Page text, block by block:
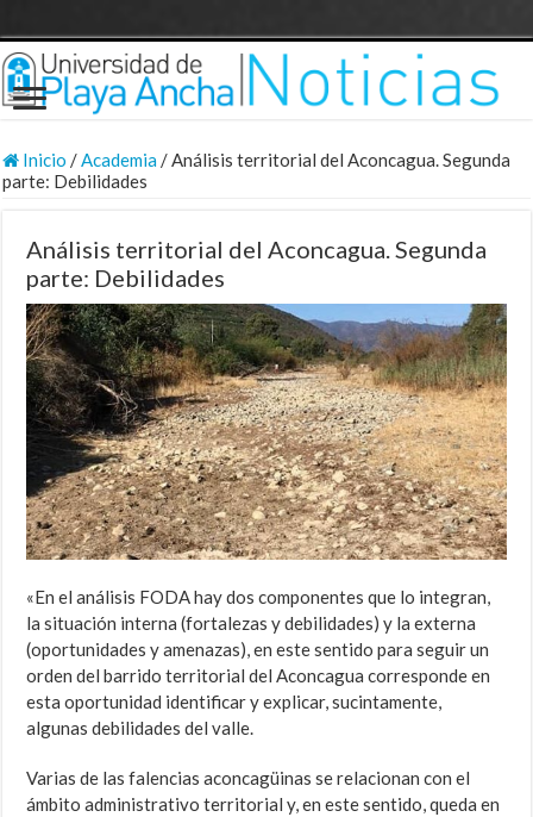
Inicio /Academia/Análisis territorial del Aconcagua. Segunda
parte: Debilidades
Análisis territorial del Aconcagua. Segunda
parte: Debilidades
«En el análisis FODA hay dos componentes que lo integran,
la situación interna (fortalezas y debilidades) y la externa
(oportunidades y amenazas), en este sentido para seguir un
orden del barrido territorial del Aconcagua corresponde en
esta oportunidad identificar y explicar, sucintamente,
algunas debilidades del valle.
Varias de las falencias aconcagüinas se relacionan con el
ámbito administrativo territorial y, en este sentido, queda en